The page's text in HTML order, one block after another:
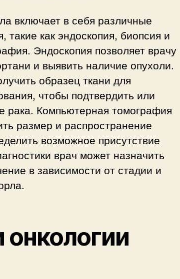
включает в себя различные
такие как эндоскопия, биопсия и
Эндоскопия позволяет врачу
и выявить наличие опухоли.
образец ткани для
чтобы подтвердить или
рака. Компьютерная томография
размер и распространение
возможное присутствие
врач может назначить
в зависимости от стадии и
онкологии